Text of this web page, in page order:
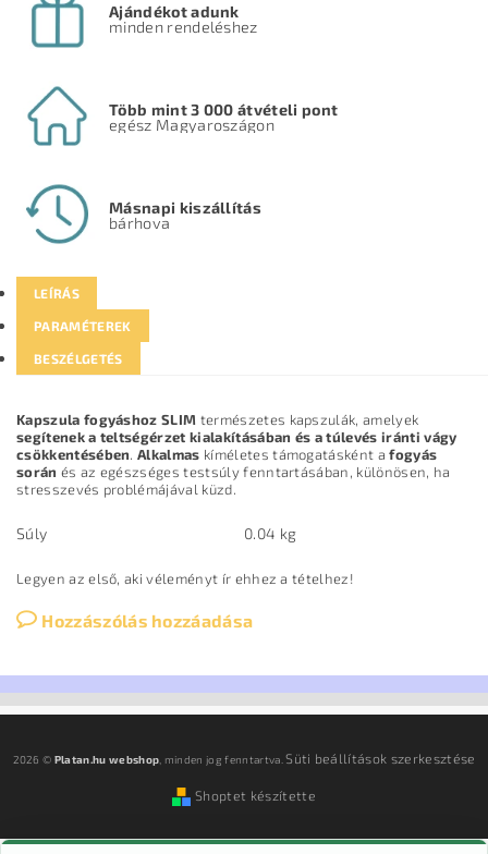
Ajándékot adunk
minden rendeléshez
Több mint 3 000 átvételi pont
egész Magyaroszágon
Másnapi kiszállítás
bárhova
LEÍRÁS
PARAMÉTEREK
BESZÉLGETÉS
Kapszula fogyáshoz SLIM természetes kapszulák, amelyek
segítenek a teltségérzet kialakításában és a túlevés iránti vágy
csökkentésében.Alkalmas kíméletes támogatásként afogyás
során és az egészséges testsúly fenntartásában, különösen, ha
stresszevés problémájával küzd.
Súly 0.04 kg
Legyen az első, aki véleményt ír ehhez a tételhez!
Hozzászólás hozzáadása
2026 © Platan.hu webshop , minden jog fenntartva.Süti beállítások szerkesztése
Shoptet készítette